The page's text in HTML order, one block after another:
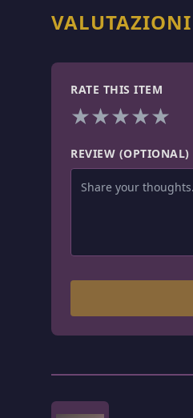
RATE THIS ITEM
★★★★★
REVIEW (OPTIONAL)